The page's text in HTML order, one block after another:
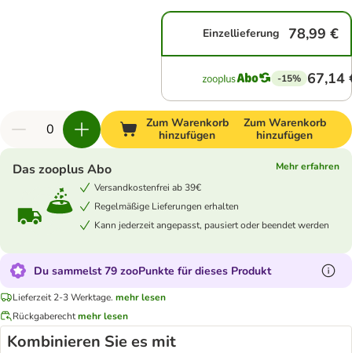
Einzellieferung 78,99 €
-15% 67,14
Zum Warenkorb
hinzufügen
Zum Warenkorb
hinzufügen
Das zooplus Abo
Mehr erfahren
Versandkostenfrei ab 39€
Regelmäßige Lieferungen erhalten
Kann jederzeit angepasst, pausiert oder beendet werden
Du sammelst 79 zooPunkte für dieses Produkt
Lieferzeit 2-3 Werktage. mehr lesen
Rückgaberechtmehr lesen
Kombinieren Sie es mit